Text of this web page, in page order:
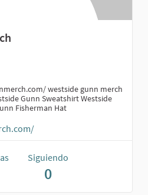
westside gunn merch
Gunn Sweatshirt Westside
Fisherman Hat
Siguiendo
0